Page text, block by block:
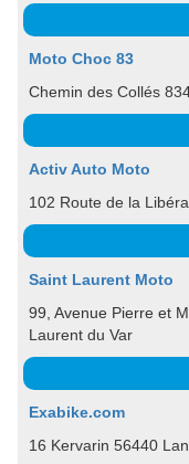
Moto Choc 83
Chemin des Collés
Activ Auto Moto
102 Route de la
Saint Laurent Moto
99, Avenue Pierre et
Laurent du Var
Exabike.com
16 Kervarin 56440